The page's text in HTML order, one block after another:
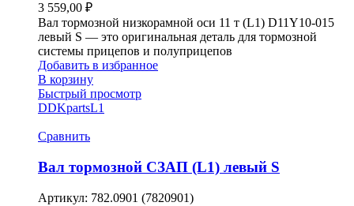
3 559,00 ₽
Вал тормозной низкорамной оси 11 т (L1) D11Y10-015
левый S — это оригинальная деталь для тормозной
системы прицепов и полуприцепов
Добавить в избранное
В корзину
Быстрый просмотр
DDKpartsL1
Сравнить
Вал тормозной СЗАП (L1) левый S
Артикул: 782.0901 (7820901)